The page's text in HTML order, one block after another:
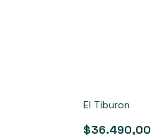
El Tiburon
$36.490,00